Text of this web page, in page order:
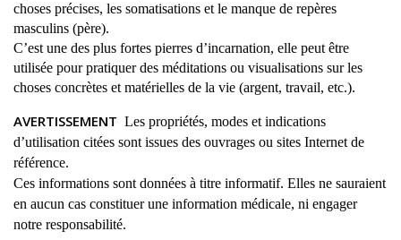
choses précises, les somatisations et le manque de repères
masculins (père).
C’est une des plus fortes pierres d’incarnation, elle peut être
utilisée pour pratiquer des méditations ou visualisations sur les
choses concrètes et matérielles de la vie (argent, travail, etc.).
AVERTISSEMENT Les propriétés, modes et indications
d’utilisation citées sont issues des ouvrages ou sites Internet de
référence.
Ces informations sont données à titre informatif. Elles ne sauraient
en aucun cas constituer une information médicale, ni engager
notre responsabilité.